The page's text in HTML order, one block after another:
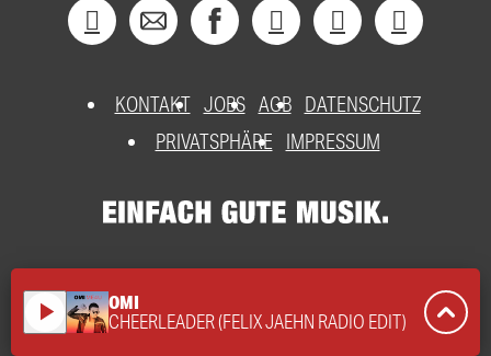
KONTAKT JOBS AGB DATENSCHUTZ
PRIVATSPHÄRE
IMPRESSUM
play_arrow OMI
CHEERLEADER (FELIX JAEHN RADIO EDIT)